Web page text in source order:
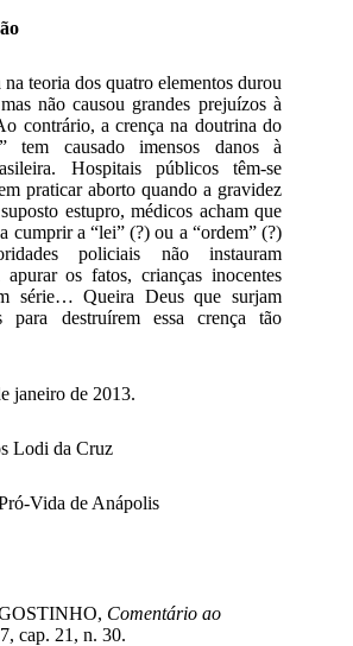
na teoria dos quatro elementos durou
não causou grandes prejuízos à
contrário, a crença na doutrina do
tem causado imensos danos à
Hospitais públicos têm-se
praticar aborto quando a gravidez
estupro, médicos acham que
cumprir a “lei” (?) ou a “ordem” (?)
policiais não instauram
os fatos, crianças inocentes
série… Queira Deus que surjam
para destruírem essa crença tão
janeiro de 2013.
Lodi da Cruz
Vida de Anápolis
Comentário ao
cap. 21, n. 30.